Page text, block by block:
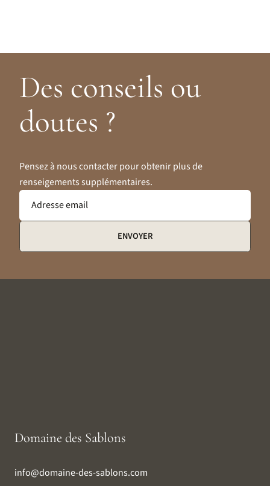
Des conseils ou
doutes ?
Pensez à nous contacter pour obtenir plus de
renseigements supplémentaires.
Adresse email
ENVOYER
Domaine des Sablons
info@domaine-des-sablons.com